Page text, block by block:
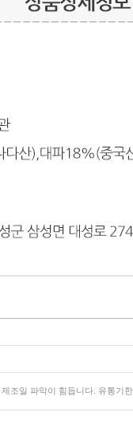
조일 파악이 힘듭니다. 유통기